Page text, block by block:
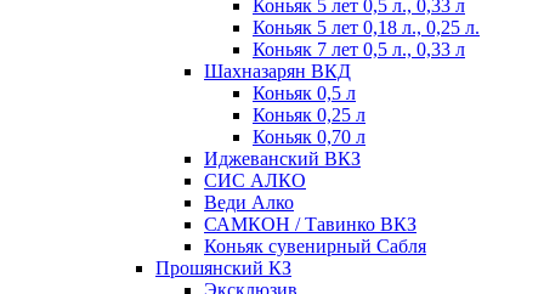
Коньяк 5 лет 0,5 л., 0,33 л
Коньяк 5 лет 0,18 л., 0,25 л.
Коньяк 7 лет 0,5 л., 0,33 л
Шахназарян ВКД
Коньяк 0,5 л
Коньяк 0,25 л
Коньяк 0,70 л
Иджеванский ВКЗ
СИС АЛКО
Веди Алко
САМКОН / Тавинко ВКЗ
Коньяк сувенирный Сабля
Прошянский КЗ
Эксклюзив